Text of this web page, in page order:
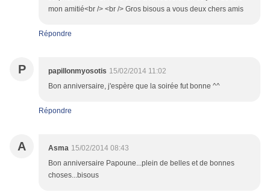
mon amitié<br /> <br /> Gros bisous a vous deux chers amis
Répondre
P papillonmyosotis 15/02/2014 11:02
Bon anniversaire, j'espère que la soirée fut bonne ^^
Répondre
A Asma 15/02/2014 08:43
Bon anniversaire Papoune...plein de belles et de bonnes
choses...bisous